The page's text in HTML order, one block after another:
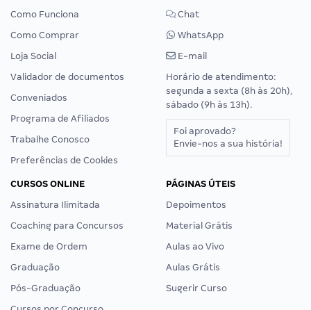
Como Funciona
Como Comprar
Loja Social
Validador de documentos
Conveniados
Programa de Afiliados
Trabalhe Conosco
Preferências de Cookies
Chat
WhatsApp
E-mail
Horário de atendimento:
segunda a sexta (8h às 20h),
sábado (9h às 13h).
Foi aprovado?
Envie-nos a sua história!
CURSOS ONLINE
Assinatura Ilimitada
Coaching para Concursos
Exame de Ordem
Graduação
Pós-Graduação
PÁGINAS ÚTEIS
Depoimentos
Material Grátis
Aulas ao Vivo
Aulas Grátis
Sugerir Curso